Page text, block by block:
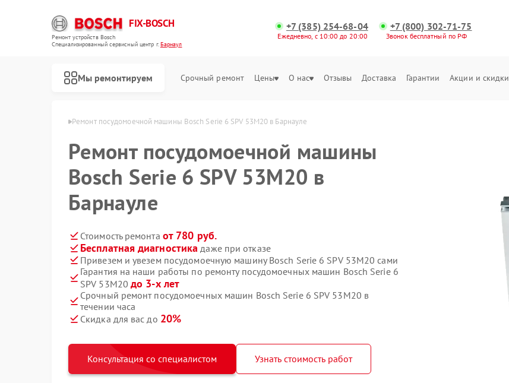
FIX-BOSCH
Ремонт устройств Bosch
Специализированный cервисный центр г.Барнаул
+7 (385) 254-68-04
Ежедневно, с 10:00 до 20:00
+7 (800) 302-71-75
Звонок бесплатный по РФ
Мы ремонтируем Срочный ремонт Цены О нас Отзывы Доставка Гарантии Акции и скидки
Bosch в Барнауле Ремонт посудомоечной машины Bosch Serie 6 SPV 53M20 в Барнауле
Ремонт посудомоечной машины
Bosch Serie 6 SPV 53M20 в
Барнауле
Стоимость ремонта от 780 руб.
Бесплатная диагностика даже при отказе
Привезем и увезем посудомоечную машину Bosch Serie 6 SPV 53M20 сами
Гарантия на наши работы по ремонту посудомоечных машин Bosch Serie 6
SPV 53M20 до 3-х лет
Срочный ремонт посудомоечных машин Bosch Serie 6 SPV 53M20 в
течении часа
Скидка для вас до 20%
Консультация со специалистом Узнать стоимость работ